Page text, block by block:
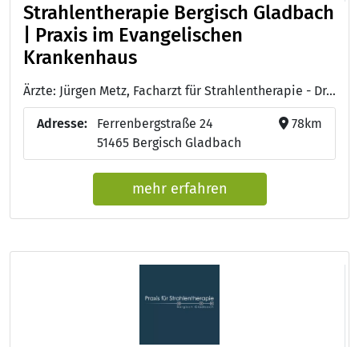
Strahlentherapie Bergisch Gladbach
| Praxis im Evangelischen
Krankenhaus
Ärzte: Jürgen Metz, Facharzt für Strahlentherapie - Dr. med. Petra Vogelsang-Sarikavak, Fachärztin für Strahlentherapie - Prof. Dr. Dr. med. Guido Lammering, Facharzt für Strahlentherapie und Radioonkologie, Arzt für Palliativmedizin - Dr. med. Horst-Dieter Weinhold, Onkologisch verantwortlicher Arzt, Facharzt für Strahlentherapie und Radioonkologie, Arzt für Palliativmedizin
Adresse:
Ferrenbergstraße 24
51465 Bergisch Gladbach
78km
mehr erfahren